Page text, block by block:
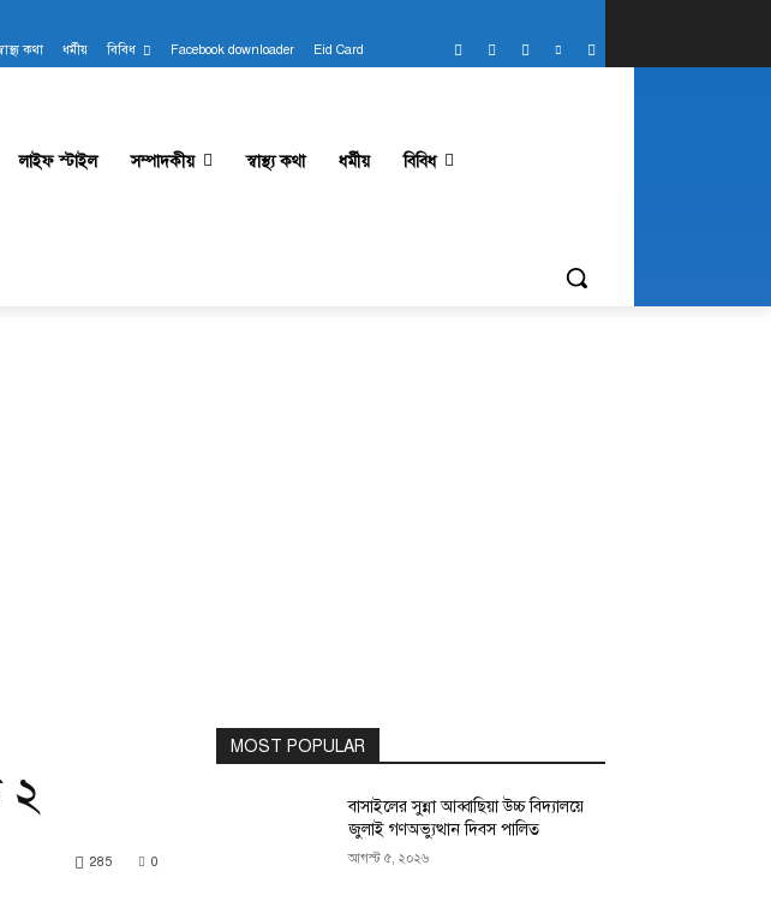
কথা ধর্মীয় বিবিধ Facebook downloader Eid Card
লাইফ স্টাইল সম্পাদকীয় স্বাস্থ্য কথা ধর্মীয় বিবিধ
২
0
285
MOST POPULAR
বাসাইলের সুন্না আব্বাছিয়া উচ্চ বিদ্যালয়ে
জুলাই গণঅভ্যুত্থান দিবস পালিত
আগস্ট ৫, ২০২৬